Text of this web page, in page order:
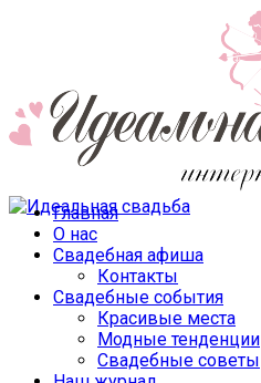
Главная
О нас
Свадебная афиша
Контакты
Свадебные события
Красивые места
Модные тенденции
Свадебные советы